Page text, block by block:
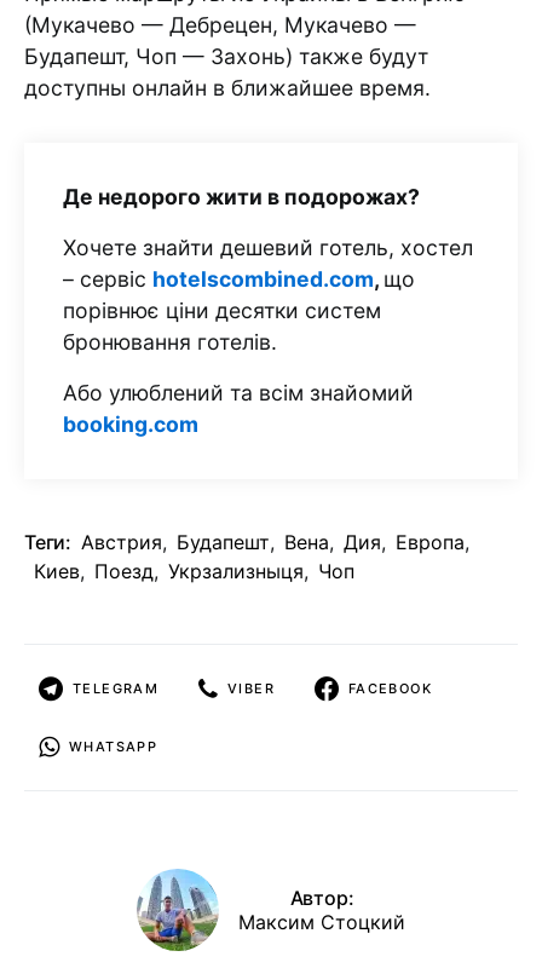
(Мукачево — Дебрецен, Мукачево —
Будапешт, Чоп — Захонь) также будут
доступны онлайн в ближайшее время.
Де недорого жити в подорожах?
Хочете знайти дешевий готель, хостел
– сервіс hotelscombined.com, що
порівнює ціни десятки систем
бронювання готелів.
Або улюблений та всім знайомий
booking.com
Теги: Австрия, Будапешт, Вена, Дия, Европа,
Киев, Поезд, Укрзализныця, Чоп
TELEGRAM VIBER FACEBOOK
WHATSAPP
Автор:
Максим Стоцкий